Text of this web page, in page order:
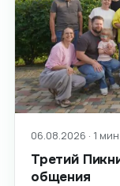
06.08.2026 · 1
Третий
общения